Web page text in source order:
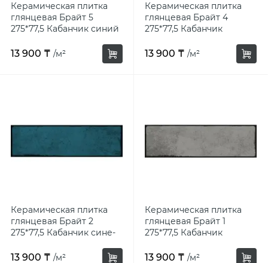
Керамическая плитка
глянцевая Брайт 5
275*77,5 Кабанчик синий
13 900 ₸ /м²
Керамическая плитка
глянцевая Брайт 4
275*77,5 Кабанчик
13 900 ₸ /м²
Керамическая плитка
глянцевая Брайт 2
275*77,5 Кабанчик сине-
13 900 ₸ /м²
Керамическая плитка
глянцевая Брайт 1
275*77,5 Кабанчик
13 900 ₸ /м²